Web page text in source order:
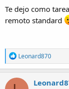
Te dejo como
remoto standard
R
e
a
c
Leonard870